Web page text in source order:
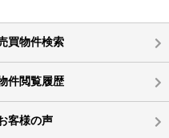
買物件検索
件閲覧履歴
客様の声